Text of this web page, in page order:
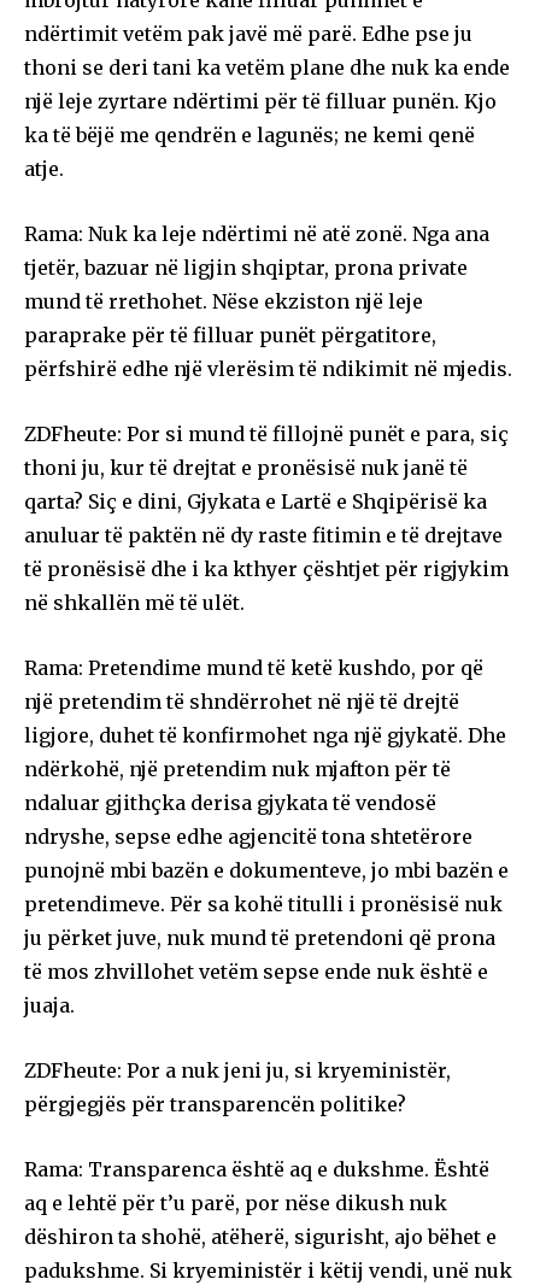
ndërtimit vetëm pak javë më parë. Edhe pse ju
thoni se deri tani ka vetëm plane dhe nuk ka ende
një leje zyrtare ndërtimi për të filluar punën. Kjo
ka të bëjë me qendrën e lagunës; ne kemi qenë
atje.
Rama: Nuk ka leje ndërtimi në atë zonë. Nga ana
tjetër, bazuar në ligjin shqiptar, prona private
mund të rrethohet. Nëse ekziston një leje
paraprake për të filluar punët përgatitore,
përfshirë edhe një vlerësim të ndikimit në mjedis.
ZDFheute: Por si mund të fillojnë punët e para, siç
thoni ju, kur të drejtat e pronësisë nuk janë të
qarta? Siç e dini, Gjykata e Lartë e Shqipërisë ka
anuluar të paktën në dy raste fitimin e të drejtave
të pronësisë dhe i ka kthyer çështjet për rigjykim
në shkallën më të ulët.
Rama: Pretendime mund të ketë kushdo, por që
një pretendim të shndërrohet në një të drejtë
ligjore, duhet të konfirmohet nga një gjykatë. Dhe
ndërkohë, një pretendim nuk mjafton për të
ndaluar gjithçka derisa gjykata të vendosë
ndryshe, sepse edhe agjencitë tona shtetërore
punojnë mbi bazën e dokumenteve, jo mbi bazën e
pretendimeve. Për sa kohë titulli i pronësisë nuk
ju përket juve, nuk mund të pretendoni që prona
të mos zhvillohet vetëm sepse ende nuk është e
juaja.
ZDFheute: Por a nuk jeni ju, si kryeministër,
përgjegjës për transparencën politike?
Rama: Transparenca është aq e dukshme. Është
aq e lehtë për t’u parë, por nëse dikush nuk
dëshiron ta shohë, atëherë, sigurisht, ajo bëhet e
padukshme. Si kryeministër i këtij vendi, unë nuk